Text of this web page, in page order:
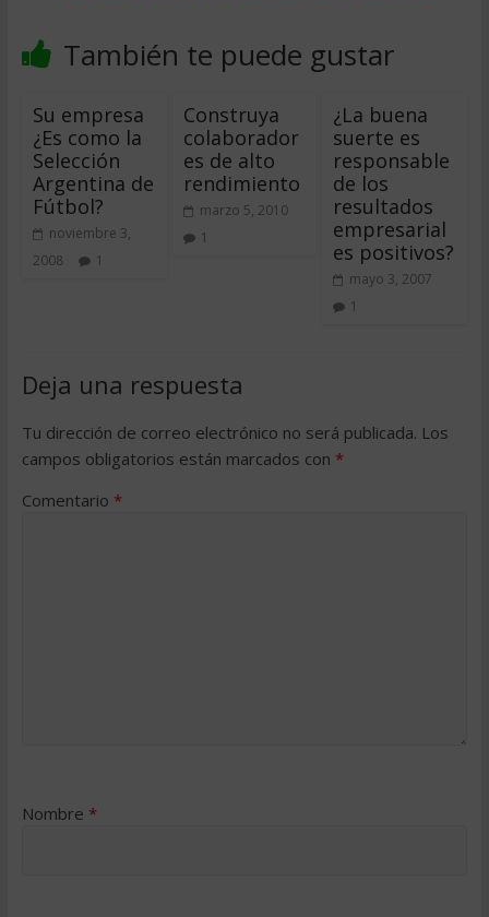
También te puede gustar
Su empresa
¿Es como la
Selección
Argentina de
Fútbol?
noviembre 3,
2008
1
Construya
colaborador
es de alto
rendimiento
marzo 5, 2010
1
¿La buena
suerte es
responsable
de los
resultados
empresarial
es positivos?
mayo 3, 2007
1
Deja una respuesta
Tu dirección de correo electrónico no será publicada. Los
campos obligatorios están marcados con *
Comentario *
Nombre *